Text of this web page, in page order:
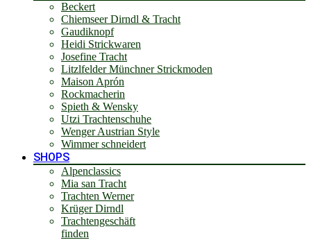
Beckert
Chiemseer Dirndl & Tracht
Gaudiknopf
Heidi Strickwaren
Josefine Tracht
Litzlfelder Münchner Strickmoden
Maison Aprón
Rockmacherin
Spieth & Wensky
Utzi Trachtenschuhe
Wenger Austrian Style
Wimmer schneidert
SHOPS
Alpenclassics
Mia san Tracht
Trachten Werner
Krüger Dirndl
Trachtengeschäft
finden